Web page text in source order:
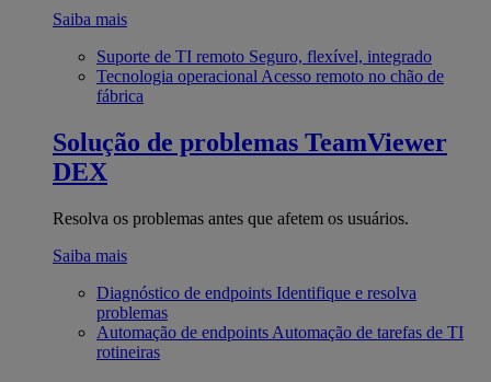
Saiba mais
Suporte de TI remoto Seguro, flexível, integrado
Tecnologia operacional Acesso remoto no chão de
fábrica
Solução de problemas TeamViewer
DEX
Resolva os problemas antes que afetem os usuários.
Saiba mais
Diagnóstico de endpoints Identifique e resolva
problemas
Automação de endpoints Automação de tarefas de TI
rotineiras